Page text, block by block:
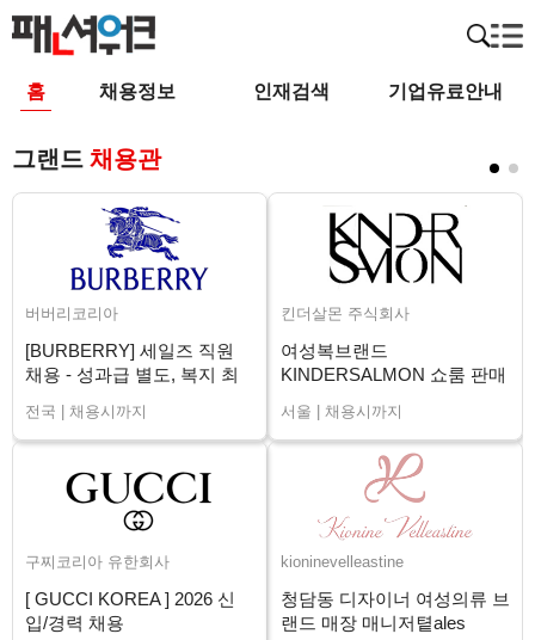
홈 채용정보 인재검색 기업유료안내
그랜드 채용관
버버리코리아
[BURBERRY] 세일즈 직원
채용 - 성과급 별도, 복지 최
전국 | 채용시까지
킨더살몬 주식회사
여성복브랜드
KINDERSALMON 쇼룸 판매
서울 | 채용시까지
구찌코리아 유한회사
[ GUCCI KOREA ] 2026 신
입/경력 채용
kioninevelleastine
청담동 디자이너 여성의류 브
랜드 매장 매니저톁ales